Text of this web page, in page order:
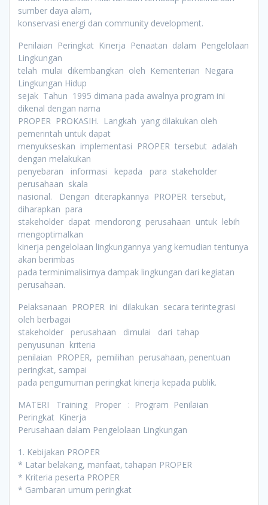
sumber daya alam,
konservasi energi dan community development.
Penilaian Peringkat Kinerja Penaatan dalam Pengelolaan
Lingkungan
telah mulai dikembangkan oleh Kementerian Negara
Lingkungan Hidup
sejak Tahun 1995 dimana pada awalnya program ini
dikenal dengan nama
PROPER PROKASIH. Langkah yang dilakukan oleh
pemerintah untuk dapat
menyukseskan implementasi PROPER tersebut adalah
dengan melakukan
penyebaran informasi kepada para stakeholder
perusahaan skala
nasional. Dengan diterapkannya PROPER tersebut,
diharapkan para
stakeholder dapat mendorong perusahaan untuk lebih
mengoptimalkan
kinerja pengelolaan lingkungannya yang kemudian tentunya
akan berimbas
pada terminimalisirnya dampak lingkungan dari kegiatan
perusahaan.
Pelaksanaan PROPER ini dilakukan secara terintegrasi
oleh berbagai
stakeholder perusahaan dimulai dari tahap
penyusunan kriteria
penilaian PROPER, pemilihan perusahaan, penentuan
peringkat, sampai
pada pengumuman peringkat kinerja kepada publik.
MATERI Training Proper : Program Penilaian
Peringkat Kinerja
Perusahaan dalam Pengelolaan Lingkungan
1. Kebijakan PROPER
* Latar belakang, manfaat, tahapan PROPER
* Kriteria peserta PROPER
* Gambaran umum peringkat